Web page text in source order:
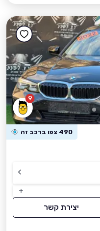
9
490 צפו ברכב זה
יצירת קשר